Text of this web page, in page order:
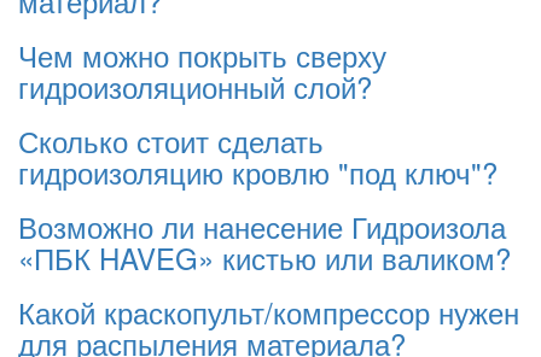
Чем можно покрыть сверху
гидроизоляционный слой?
Сколько стоит сделать
гидроизоляцию кровлю "под ключ"?
Возможно ли нанесение Гидроизола
«ПБК HAVEG» кистью или валиком?
Какой краскопульт/компрессор нужен
для распыления материала?